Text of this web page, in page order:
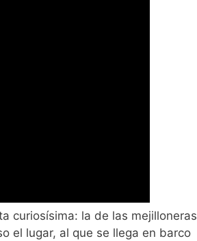
curiosísima: la de las mejilloneras
el lugar, al que se llega en barco